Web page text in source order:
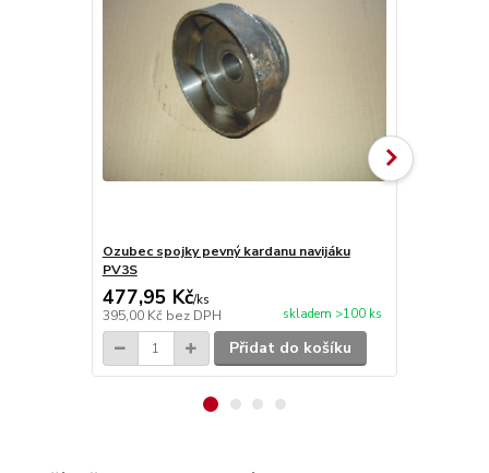
Ozubec spojky pevný kardanu navijáku
PV3S
477,95 Kč/ks
395,00 Kč bez DPH skladem >100 ks
Přidat do košíku